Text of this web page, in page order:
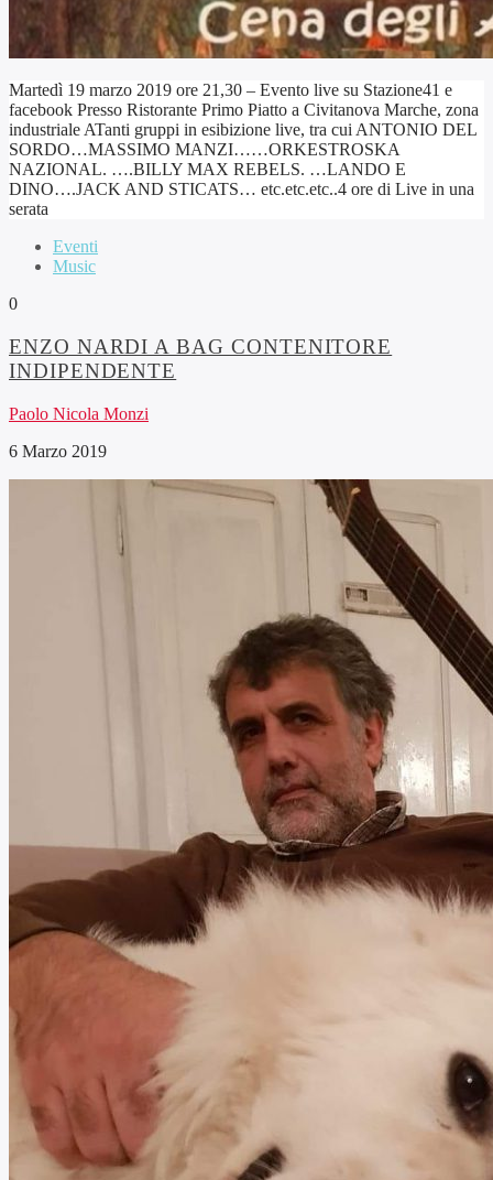
Martedì 19 marzo 2019 ore 21,30 – Evento live su Stazione41 e
facebook Presso Ristorante Primo Piatto a Civitanova Marche, zona
industriale ATanti gruppi in esibizione live, tra cui ANTONIO DEL
SORDO…MASSIMO MANZI……ORKESTROSKA
NAZIONAL. ….BILLY MAX REBELS. …LANDO E
DINO….JACK AND STICATS… etc.etc.etc..4 ore di Live in una
serata
Eventi
Music
0
ENZO NARDI A BAG CONTENITORE
INDIPENDENTE
Paolo Nicola Monzi
6 Marzo 2019